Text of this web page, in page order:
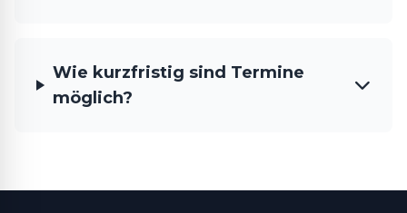
Wie kurzfristig sind Termine
möglich?